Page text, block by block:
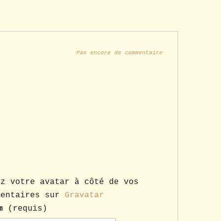
Pas encore de commentaire
votre avatar à côté de vos
sur Gravatar
(requis)